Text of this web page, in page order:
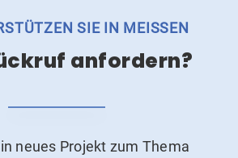
SIE IN MEISSEN
anfordern?
neues Projekt zum Thema